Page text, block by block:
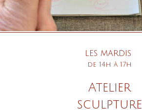
les mardis
de 14h à 17h
Atelier
sculpture